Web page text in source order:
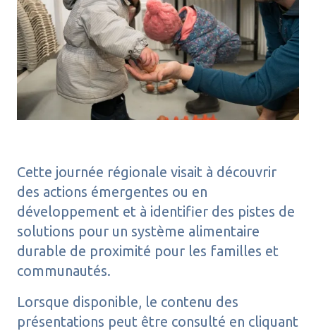
Cette journée régionale visait à découvrir
des actions émergentes ou en
développement et à identifier des pistes de
solutions pour un système alimentaire
durable de proximité pour les familles et
communautés.
Lorsque disponible, le contenu des
présentations peut être consulté en cliquant